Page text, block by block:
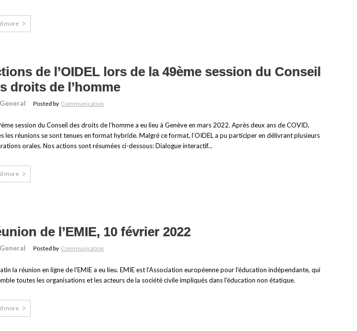
more
de l’OIDEL lors de la 49ème session du Conseil
droits de l’homme
General Posted by Communication
session du Conseil des droits de l’homme a eu lieu à Genève en mars 2022. Après deux ans de COVID,
les réunions se sont tenues en format hybride. Malgré ce format, l’OIDEL a pu participer en délivrant plusieurs
orales. Nos actions sont résumées ci-dessous: Dialogue interactif...
more
de l’EMIE, 10 février 2022
General Posted by Communication
la réunion en ligne de l'EMIE a eu lieu. EMIE est l'Association européenne pour l'éducation indépendante, qui
toutes les organisations et les acteurs de la société civile impliqués dans l'éducation non étatique.
more